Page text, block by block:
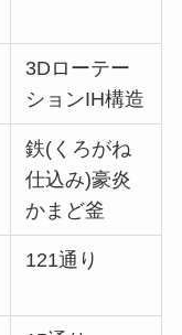
3Dローテー
ションIH構造
鉄(くろがね
仕込み)豪炎
かまど釜
121通り